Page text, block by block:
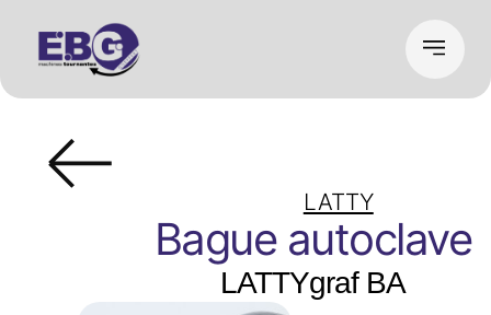
LATTY
Bague autoclave
LATTYgraf BA